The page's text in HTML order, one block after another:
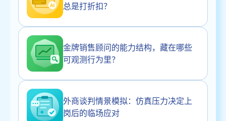
总是打折扣？
金牌销售顾问的能力结构，藏在哪些
可观测行为里？
外商谈判情景模拟：仿真压力决定上
岗后的临场应对